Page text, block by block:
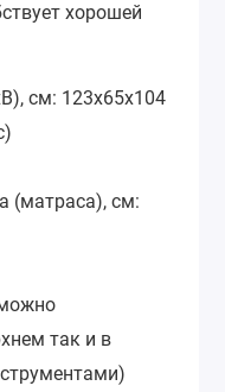
хорошей
см: 123х65х104
(матраса), см:
так и в